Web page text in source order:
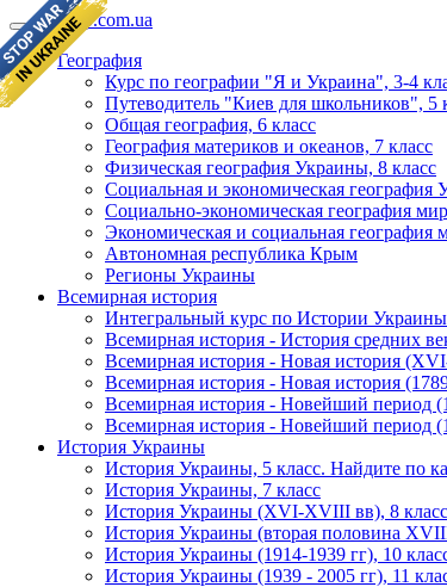
geomap.com.ua
География
Курс по географии "Я и Украина", 3-4
Путеводитель "Киев для школьников", 5
Общая география, 6 класс
География материков и океанов, 7 класс
Физическая география Украины, 8 класс
Социальная и экономическая география
Социально-экономическая география
Экономическая и социальная география
Автономная республика Крым
Регионы Украины
Всемирная история
Интегральный курс по Истории
Всемирная история - История средних
Всемирная история - Новая история
Всемирная история - Новая история
Всемирная история - Новейший период
Всемирная история - Новейший период
История Украины
История Украины, 5 класс. Найдите по
История Украины, 7 класс
История Украины (XVI-XVIII вв), 8 класс
История Украины (вторая половина
История Украины (1914-1939 гг), 10
История Украины (1939 - 2005 гг), 11